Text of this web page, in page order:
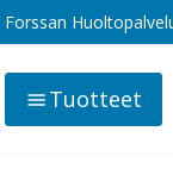
Forssan
Tuotteet